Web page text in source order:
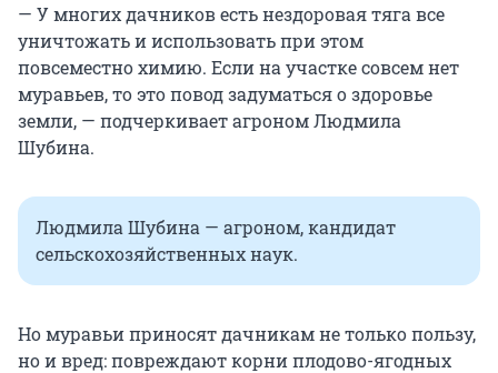
— У многих дачников есть нездоровая тяга все
уничтожать и использовать при этом
повсеместно химию. Если на участке совсем нет
муравьев, то это повод задуматься о здоровье
земли, — подчеркивает агроном Людмила
Шубина.
Людмила Шубина — агроном, кандидат
сельскохозяйственных наук.
Но муравьи приносят дачникам не только пользу,
но и вред: повреждают корни плодово-ягодных